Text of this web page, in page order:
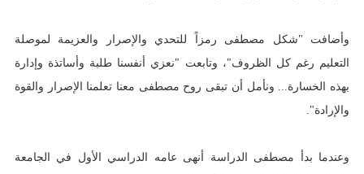
وأضافت "شكل مصطفى رمزاً للتحدي والإصرار والعزيمة لموصلة
التعليم رغم كل الظروف"، وتابعت "نعزي أنفسنا طلبة وأساتذة وإدارة
بهذه الخسارة... ونأمل أن تبقى روح مصطفى معنا تعلمنا الإصرار والقوة
والإرادة".
وعندما بدأ مصطفى الدراسة أنهى عامه الدراسي الأول في الجامعة